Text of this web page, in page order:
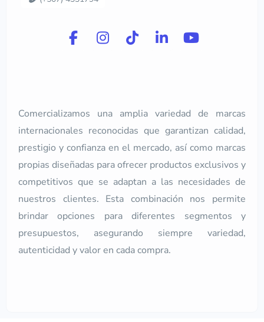
Comercializamos una amplia variedad de marcas
internacionales reconocidas que garantizan calidad,
prestigio y confianza en el mercado, así como marcas
propias diseñadas para ofrecer productos exclusivos y
competitivos que se adaptan a las necesidades de
nuestros clientes. Esta combinación nos permite
brindar opciones para diferentes segmentos y
presupuestos, asegurando siempre variedad,
autenticidad y valor en cada compra.